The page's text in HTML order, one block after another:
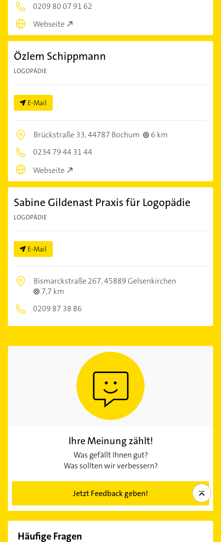
0209 80 07 91 62
Webseite
Özlem Schippmann
LOGOPÄDIE
E-Mail
Brückstraße 33,44787 Bochum
6 km
0234 79 44 31 44
Webseite
Sabine Gildenast Praxis für Logopädie
LOGOPÄDIE
E-Mail
Bismarckstraße 267,45889 Gelsenkirchen
7,7 km
0209 87 38 86
Ihre Meinung zählt!
Was gefällt Ihnen gut?
Was sollten wir verbessern?
Jetzt Feedback geben!
Häufige Fragen